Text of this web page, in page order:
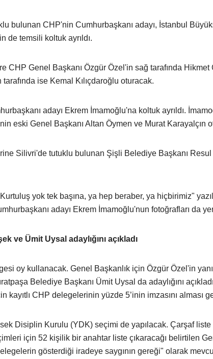
bulunan CHP'nin Cumhurbaşkanı adayı, İstanbul
de temsili koltuk ayrıldı.
CHP Genel Başkanı Özgür Özel'in sağ tarafında Hikmet
ise Kemal Kılıçdaroğlu oturacak.
adayı Ekrem İmamoğlu'na koltuk ayrıldı.
eski Genel Başkanı Altan Öymen ve Murat Karayalçın
Silivri'de tutuklu bulunan Şişli Belediye Başkanı Resul
yok tek başına, ya hep beraber, ya hiçbirimiz"
adayı Ekrem İmamoğlu'nun fotoğrafları da
ve Ümit Uysal adaylığını açıkladı
oy kullanacak. Genel Başkanlık için Özgür Özel'in yanı
Belediye Başkanı Ümit Uysal da adaylığını
kayıtlı CHP delegelerinin yüzde 5’inin imzasını alması
Disiplin Kurulu (YDK) seçimi de yapılacak. Çarşaf liste
için 52 kişilik bir anahtar liste çıkaracağı belirtilen
gösterdiği iradeye saygının gereği" olarak